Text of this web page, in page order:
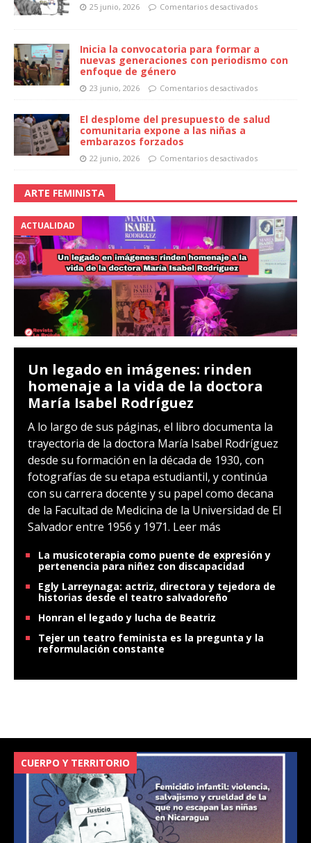
25 junio, 2026 Comentarios desactivados
Inicia la convocatoria para formar a
nuevas generaciones con periodismo con
enfoque de género
23 junio, 2026 Comentarios desactivados
El desplome del presupuesto de salud
comunitaria expone a las niñas a
embarazos forzados
22 junio, 2026 Comentarios desactivados
ARTE FEMINISTA
ACTUALIDAD
Un legado en imágenes: rinden
homenaje a la vida de la doctora
María Isabel Rodríguez
A lo largo de sus páginas, el libro documenta la
trayectoria de la doctora María Isabel Rodríguez
desde su formación en la década de 1930, con
fotografías de su etapa estudiantil, y continúa
con su carrera docente y su papel como decana
de la Facultad de Medicina de la Universidad de El
Salvador entre 1956 y 1971. Leer más
La musicoterapia como puente de expresión y
pertenencia para niñez con discapacidad
Egly Larreynaga: actriz, directora y tejedora de
historias desde el teatro salvadoreño
Honran el legado y lucha de Beatriz
Tejer un teatro feminista es la pregunta y la
reformulación constante
CUERPO Y TERRITORIO